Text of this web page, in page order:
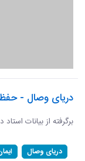
دریای وصال -
برگرفته از بیانات استاد
دریای وصال